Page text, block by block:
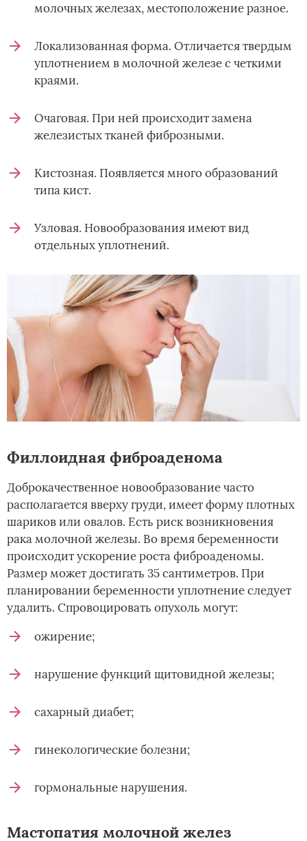
молочных железах, местоположение разное.
Локализованная форма. Отличается твердым
уплотнением в молочной железе с четкими
краями.
Очаговая. При ней происходит замена
железистых тканей фиброзными.
Кистозная. Появляется много образований
типа кист.
Узловая. Новообразования имеют вид
отдельных уплотнений.
Филлоидная фиброаденома
Доброкачественное новообразование часто
располагается вверху груди, имеет форму плотных
шариков или овалов. Есть риск возникновения
рака молочной железы. Во время беременности
происходит ускорение роста фиброаденомы.
Размер может достигать 35 сантиметров. При
планировании беременности уплотнение следует
удалить. Спровоцировать опухоль могут:
ожирение;
нарушение функций щитовидной железы;
сахарный диабет;
гинекологические болезни;
гормональные нарушения.
Мастопатия молочной желез